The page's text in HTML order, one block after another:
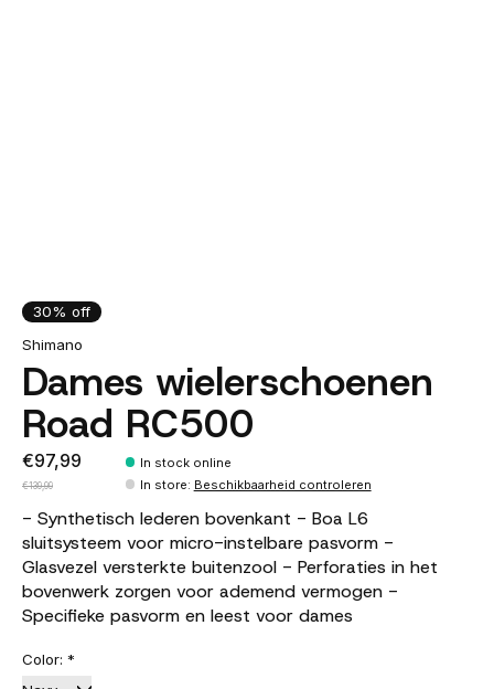
30% off
Shimano
Dames wielerschoenen
Road RC500
€97,99
€139,99
In stock online
In store: Beschikbaarheid controleren
- Synthetisch lederen bovenkant - Boa L6
sluitsysteem voor micro-instelbare pasvorm -
Glasvezel versterkte buitenzool - Perforaties in het
bovenwerk zorgen voor ademend vermogen -
Specifieke pasvorm en leest voor dames
Color: *